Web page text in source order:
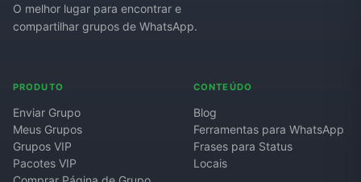
O melhor lugar para encontrar e
compartilhar grupos de WhatsApp.
PRODUTO
Enviar Grupo
Meus Grupos
Grupos VIP
Pacotes VIP
CONTEÚDO
Blog
Ferramentas para WhatsApp
Frases para Status
Locais